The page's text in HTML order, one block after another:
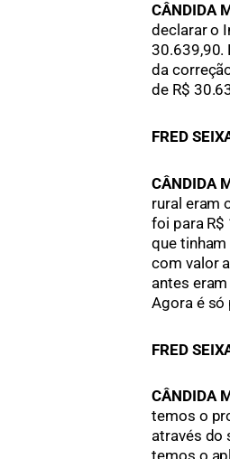
CÂNDIDA
declarar o
30.639,90.
da
de R$
FRED
CÂNDIDA
rural eram
foi para
que
com valor
antes
Agora é só
FRED
CÂNDIDA
temos o
através do